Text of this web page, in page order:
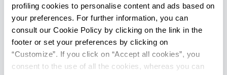
profiling cookies to personalise content and ads based on
your preferences. For further information, you can
consult our Cookie Policy by clicking on the link in the
footer or set your preferences by clicking on
“Customize”. If you click on “Accept all cookies”, you
consent to the use of all the cookies, whereas you can